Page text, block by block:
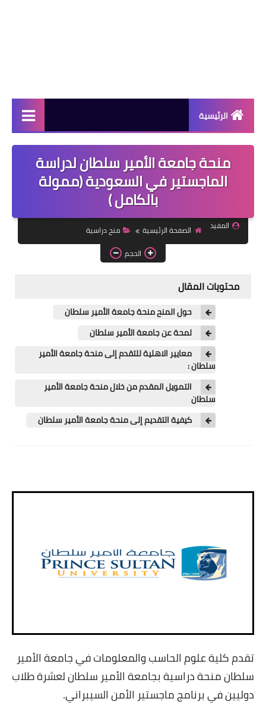
الرئيسية
دورات مجانية
كورسات مجانية
منح دراسية
مقالات مفيدة
تعلم اللغات
التعليم
منحة جامعة الأمير سلطان لدراسة
الماجستير في السعودية (ممولة
بالكامل )
المفيد الصفحة الرئيسية
منح دراسية
الحجم
محتويات المقال
حول المنح منحة جامعة الأمير سلطان
لمحة عن جامعة الأمير سلطان
معايير الاهلية للتقدم إلى منحة جامعة الأمير
سلطان :
التمويل المقدم من خلال منحة جامعة الأمير
سلطان
كيفية التقديم إلى منحة جامعة الأمير سلطان
تقدم كلية علوم الحاسب والمعلومات في جامعة الأمير
سلطان منحة دراسية بجامعة الأمير سلطان لعشرة طلاب
دوليين في برنامج ماجستير الأمن السيبراني.